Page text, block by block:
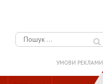
Пошук:
УМОВИ РЕКЛАМИ